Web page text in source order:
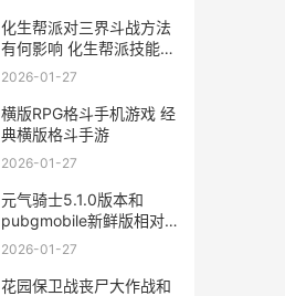
化生帮派对三界斗战方法
有何影响 化生帮派技能都
升级哪一个啊?
2026-01-27
横版RPG格斗手机游戏 经
典横版格斗手游
2026-01-27
元气骑士5.1.0版本和
pubgmobile新鲜版相对
元气骑士5.1.0版本更新说
2026-01-27
花园保卫战丧尸大作战和